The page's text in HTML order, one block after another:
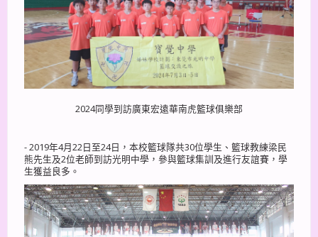
2024同學到訪廣東宏遠華南虎籃球俱樂部
- 2019年4月22日至24日，本校籃球隊共30位學生、籃球教練梁民
熊先生及2位老師到訪光明中學，參與籃球集訓及進行友誼賽，學
生獲益良多。